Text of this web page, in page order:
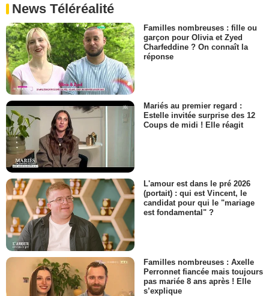
News Téléréalité
Familles nombreuses : fille ou
garçon pour Olivia et Zyed
Charfeddine ? On connaît la
réponse
Mariés au premier regard :
Estelle invitée surprise des 12
Coups de midi ! Elle réagit
L'amour est dans le pré 2026
(portait) : qui est Vincent, le
candidat pour qui le "mariage
est fondamental" ?
Familles nombreuses : Axelle
Perronnet fiancée mais toujours
pas mariée 8 ans après ! Elle
s’explique